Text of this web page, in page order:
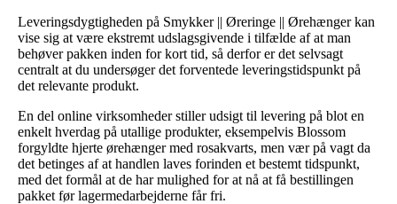
Leveringsdygtigheden på Smykker || Øreringe || Ørehænger kan
vise sig at være ekstremt udslagsgivende i tilfælde af at man
behøver pakken inden for kort tid, så derfor er det selvsagt
centralt at du undersøger det forventede leveringstidspunkt på
det relevante produkt.
En del online virksomheder stiller udsigt til levering på blot en
enkelt hverdag på utallige produkter, eksempelvis Blossom
forgyldte hjerte ørehænger med rosakvarts, men vær på vagt da
det betinges af at handlen laves forinden et bestemt tidspunkt,
med det formål at de har mulighed for at nå at få bestillingen
pakket før lagermedarbejderne får fri.